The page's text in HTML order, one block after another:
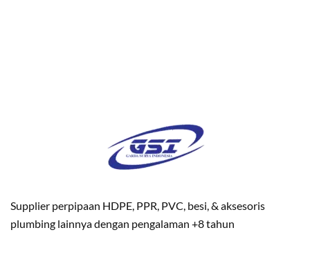
Supplier perpipaan HDPE, PPR, PVC, besi, & aksesoris
plumbing lainnya dengan pengalaman +8 tahun